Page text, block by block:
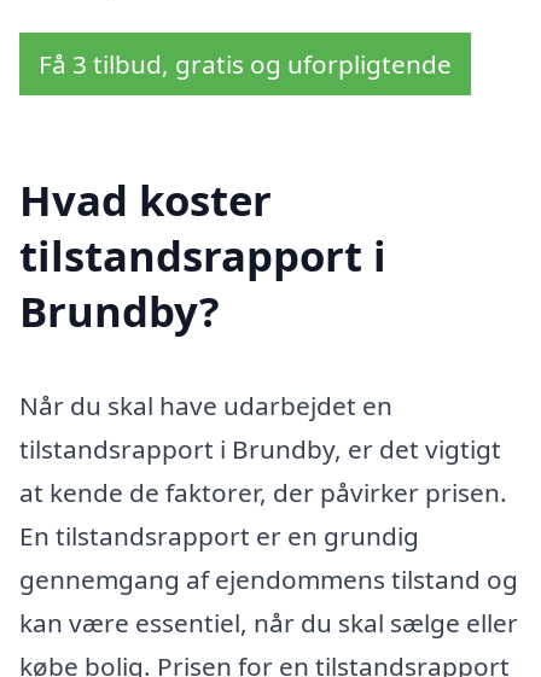
Få 3 tilbud, gratis og uforpligtende
Hvad koster
tilstandsrapport i
Brundby?
Når du skal have udarbejdet en
tilstandsrapport i Brundby, er det vigtigt
at kende de faktorer, der påvirker prisen.
En tilstandsrapport er en grundig
gennemgang af ejendommens tilstand og
kan være essentiel, når du skal sælge eller
købe bolig. Prisen for en tilstandsrapport